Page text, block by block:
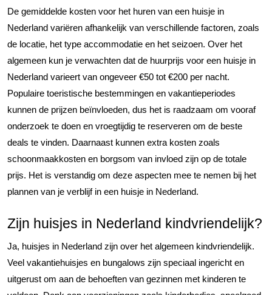
De gemiddelde kosten voor het huren van een huisje in
Nederland variëren afhankelijk van verschillende factoren, zoals
de locatie, het type accommodatie en het seizoen. Over het
algemeen kun je verwachten dat de huurprijs voor een huisje in
Nederland varieert van ongeveer €50 tot €200 per nacht.
Populaire toeristische bestemmingen en vakantieperiodes
kunnen de prijzen beïnvloeden, dus het is raadzaam om vooraf
onderzoek te doen en vroegtijdig te reserveren om de beste
deals te vinden. Daarnaast kunnen extra kosten zoals
schoonmaakkosten en borgsom van invloed zijn op de totale
prijs. Het is verstandig om deze aspecten mee te nemen bij het
plannen van je verblijf in een huisje in Nederland.
Zijn huisjes in Nederland kindvriendelijk?
Ja, huisjes in Nederland zijn over het algemeen kindvriendelijk.
Veel vakantiehuisjes en bungalows zijn speciaal ingericht en
uitgerust om aan de behoeften van gezinnen met kinderen te